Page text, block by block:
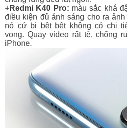
+Redmi K40 Pro: màu sắc khá
điều kiện đủ ánh sáng cho ra
nó cứ bị bệt bệt không có chi
vọng. Quay video rất tệ, chống
iPhone.